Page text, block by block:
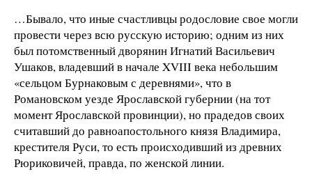
…Бывало, что иные счастливцы родословие свое могли
провести через всю русскую историю; одним из них
был потомственный дворянин Игнатий Васильевич
Ушаков, владевший в начале XVIII века небольшим
«сельцом Бурнаковым с деревнями», что в
Романовском уезде Ярославской губернии (на тот
момент Ярославской провинции), но прадедов своих
считавший до равноапостольного князя Владимира,
крестителя Руси, то есть происходивший из древних
Рюриковичей, правда, по женской линии.